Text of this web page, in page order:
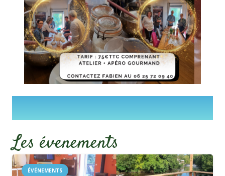
Les évenements
ÉVÉNEMENTS